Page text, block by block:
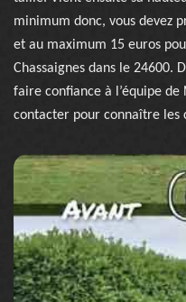
minimum donc, vous devez
et au maximum 15 euros
Chassaignes dans le 24600.
faire confiance à l’équipe de
contacter pour connaître les